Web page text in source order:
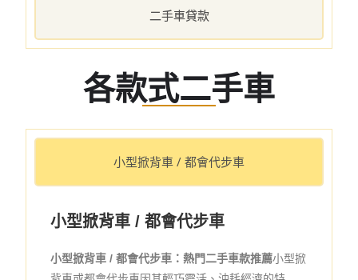
二手車貸款
各款式二手車
小型掀背車 / 都會代步車
小型掀背車 / 都會代步車
小型掀背車 / 都會代步車：熱門二手車款推薦小型掀